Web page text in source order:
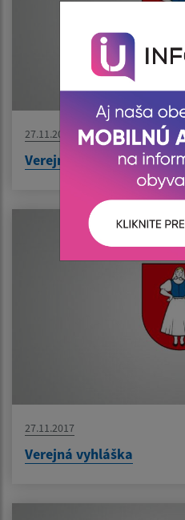
27.11.2017
Verejná vyhláška
27.11.2017
Verejná vyhláška